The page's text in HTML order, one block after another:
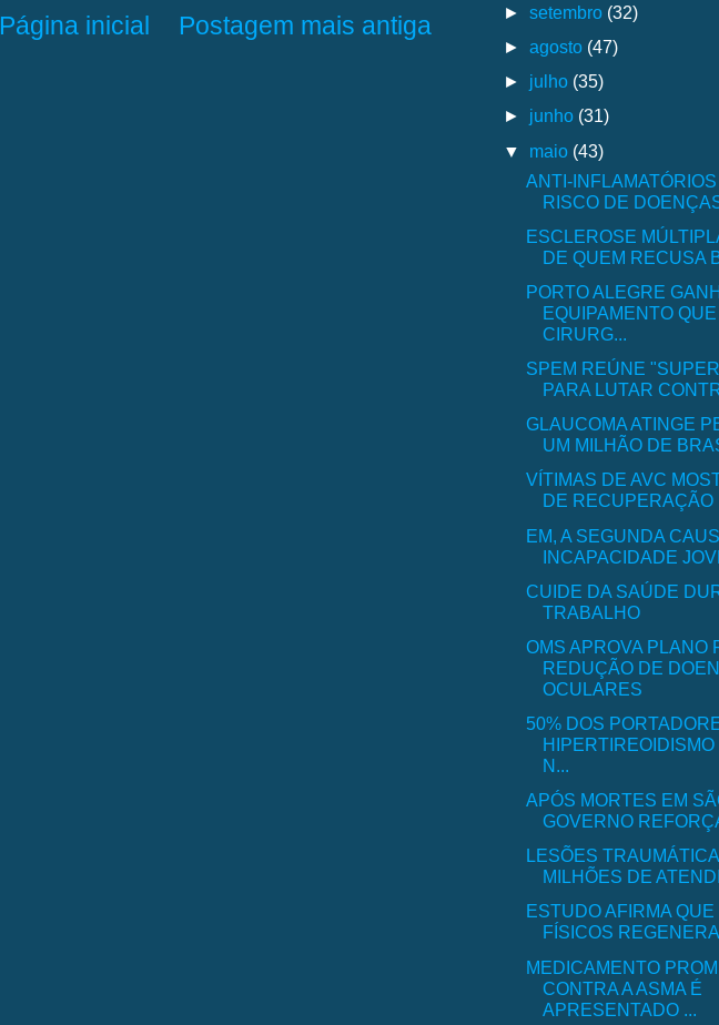
Postagem mais antiga
Página inicial
►setembro (32)
►agosto (47)
► julho (35)
► junho (31)
▼ maio (43)
ANTI-
RISCO DE
ESCLEROSE
DE QUEM RECUSA
PORTO ALEGRE
EQUIPAMENTO
CIRURG...
SPEM REÚNE
PARA LUTAR
GLAUCOMA ATINGE
UM MILHÃO DE
VÍTIMAS DE AVC
DE RECUPERAÇÃO
EM, A SEGUNDA
INCAPACIDADE
CUIDE DA SAÚDE
TRABALHO
OMS APROVA PLANO
REDUÇÃO DE
OCULARES
50% DOS
N...
APÓS MORTES EM
GOVERNO
LESÕES
MILHÕES DE
ESTUDO AFIRMA
FÍSICOS
MEDICAMENTO
CONTRA A ASMA É
APRESENTADO ...